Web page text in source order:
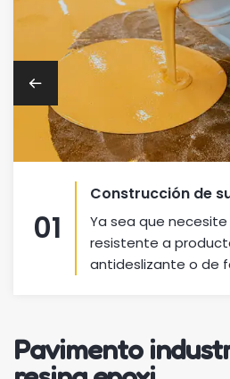
01
Construcción de
Ya sea que
resistente a
antideslizante o de
Pavimento